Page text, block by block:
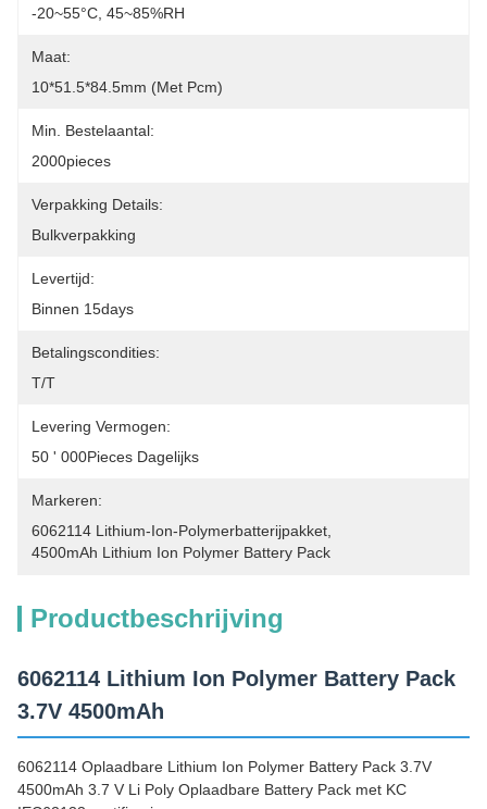
-20~55°C, 45~85%RH
Maat:
10*51.5*84.5mm (met Pcm)
Min. Bestelaantal:
2000pieces
Verpakking Details:
Bulkverpakking
Levertijd:
Binnen 15days
Betalingscondities:
T/T
Levering Vermogen:
50 ' 000Pieces Dagelijks
Markeren:
6062114 Lithium-Ion-Polymerbatterijpakket
4500mAh Lithium Ion Polymer Battery Pack
Productbeschrijving
6062114 Lithium Ion Polymer Battery Pack
3.7V 4500mAh
6062114 Oplaadbare Lithium Ion Polymer Battery Pack 3.7V
4500mAh 3.7 V Li Poly Oplaadbare Battery Pack met KC